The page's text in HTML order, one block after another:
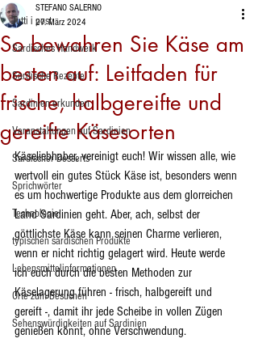
Tutti i post
Sardisches Handwerk
Sardische Rezepte
Sardinien erkunden
Veranstaltungen auf Sardinien
Sardischer Desserts
Sprichwörter
Technologie
typischen sardischen Produkte
Lebensmittelinformationen
Orte zum Besuchen
Sehenswürdigkeiten auf Sardinien
So bewahren Sie Käse am
besten auf: Leitfaden für
frische, halbgereifte und
gereifte Käsesorten
STEFANO SALERNO
27. März 2024
Käseliebhaber, vereinigt euch! Wir wissen alle, wie
wertvoll ein gutes Stück Käse ist, besonders wenn
es um hochwertige Produkte aus dem glorreichen
Land Sardinien geht. Aber, ach, selbst der
göttlichste Käse kann seinen Charme verlieren,
wenn er nicht richtig gelagert wird. Heute werde
ich euch durch die besten Methoden zur
Käselagerung führen - frisch, halbgereift und
gereift -, damit ihr jede Scheibe in vollen Zügen
genießen könnt, ohne Verschwendung.